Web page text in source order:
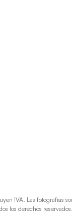
IVA. Las fotografías
los derechos reservados.